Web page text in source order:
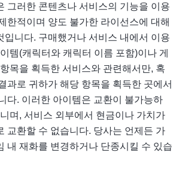
그러한 콘텐츠나 서비스의 기능을 이용
한적이며 양도 불가한 라이선스에 대해
입니다. 구매했거나 서비스 내에서 이용
템(캐릭터와 캐릭터 이름 포함)이나 게
목을 획득한 서비스와 관련해서만, 혹
과로 귀하가 해당 항목을 획득한 곳에서
다. 이러한 아이템은 교환이 불가능하
며, 서비스 외부에서 현금이나 가치가
교환할 수 없습니다. 당사는 언제든 가
내 재화를 변경하거나 단종시킬 수 있습